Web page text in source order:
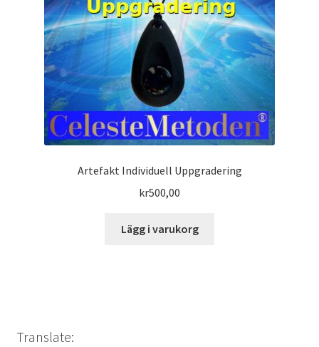
Artefakt Individuell Uppgradering
kr500,00
Lägg i varukorg
Translate: